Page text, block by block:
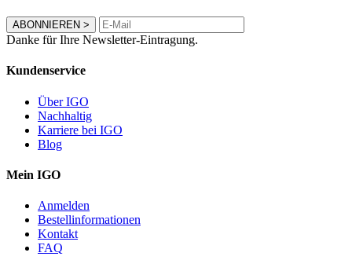
ABONNIEREN >
Danke für Ihre Newsletter-Eintragung.
Kundenservice
Über IGO
Nachhaltig
Karriere bei IGO
Blog
Mein IGO
Anmelden
Bestellinformationen
Kontakt
FAQ